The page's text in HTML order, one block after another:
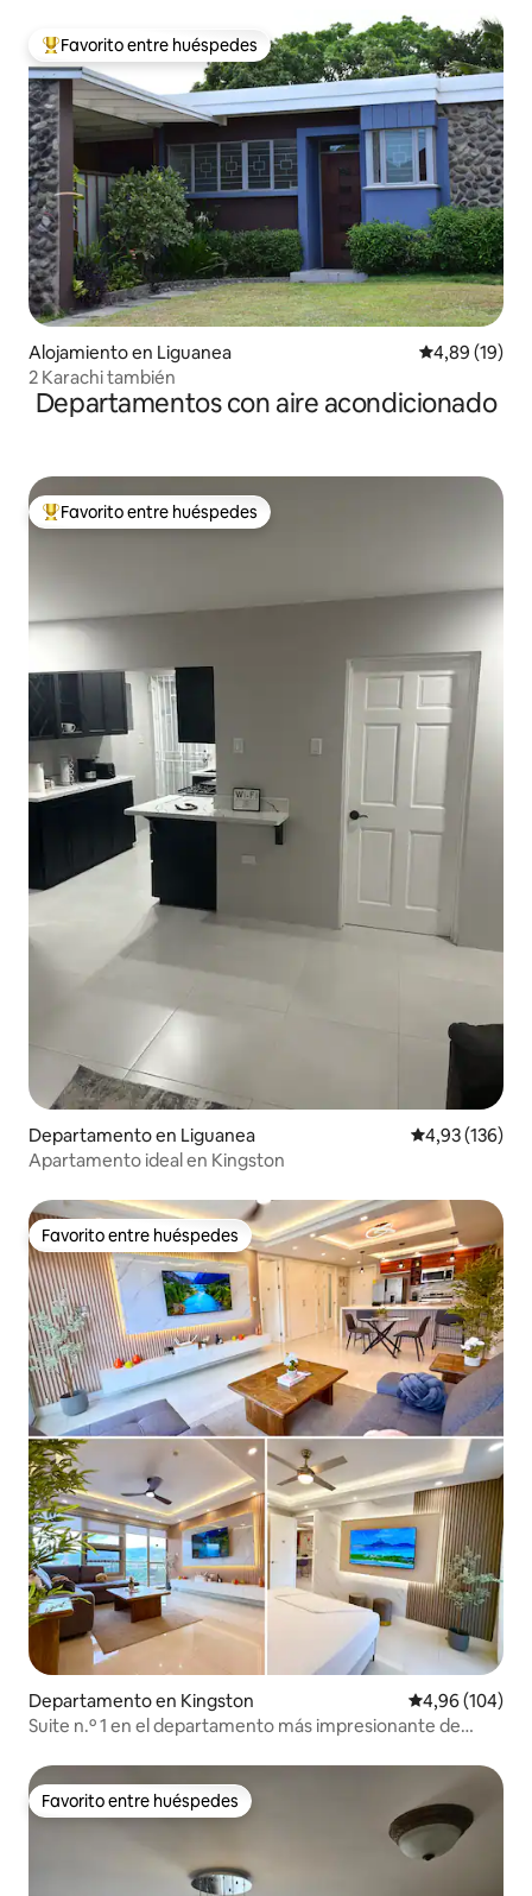
Favorito entre los huéspedes más destacados
Favorito entre huéspedes
Alojamiento en Liguanea Calificación
4,89 (19)
2 Karachi también
Departamentos con aire acondicionado
Favorito entre los huéspedes más destacados
Favorito entre huéspedes
Departamento en Liguanea Calificación
4,93 (136)
Apartamento ideal en Kingston
Favorito entre huéspedes
Favorito entre huéspedes
Departamento en Kingston Calificación
4,96 (104)
Suite n.º 1 en el departamento más impresionante de
Favorito entre huéspedes
Favorito entre huéspedes